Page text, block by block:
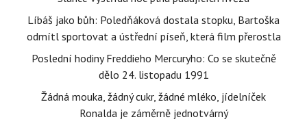
Líbáš jako bůh: Poledňáková dostala stopku, Bartoška
odmítl sportovat a ústřední píseň, která film přerostla
Poslední hodiny Freddieho Mercuryho: Co se skutečně
dělo 24. listopadu 1991
Žádná mouka, žádný cukr, žádné mléko, jídelníček
Ronalda je záměrně jednotvárný